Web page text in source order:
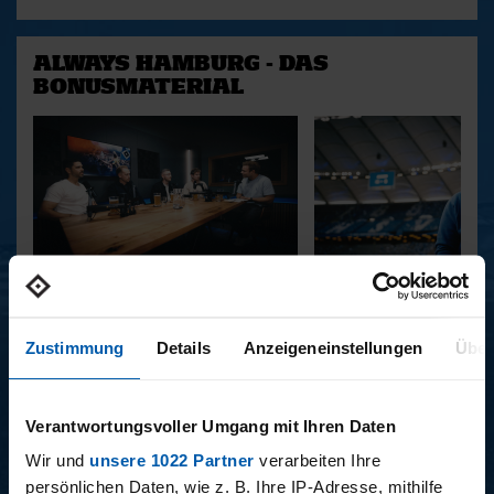
Zustimmung Details Anzeigeneinstellungen
Verantwortungsvoller Umgang mit Ihren Daten
Wir und unsere 1022 Partner verarbeiten Ihre
persönlichen Daten, wie z. B. Ihre IP-Adresse, mithilfe
ALWAYS HAMBURG - DAS
BONUSMATERIAL
15.12.2025 11.12.2025
BUNDESLIGA SAISON 2025/2026